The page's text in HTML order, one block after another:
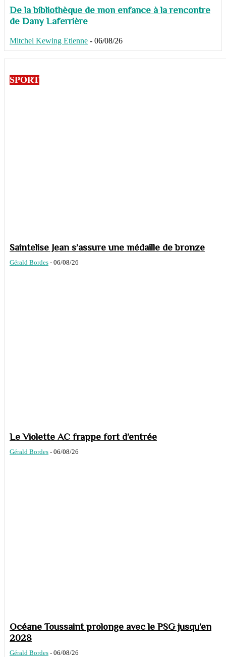
De la bibliothèque de mon enfance à la rencontre
de Dany Laferrière
Mitchel Kewing Etienne - 06/08/26
SPORT
Saintelise Jean s’assure une médaille de bronze
Gérald Bordes - 06/08/26
Le Violette AC frappe fort d’entrée
Gérald Bordes - 06/08/26
Océane Toussaint prolonge avec le PSG jusqu’en
2028
Gérald Bordes - 06/08/26